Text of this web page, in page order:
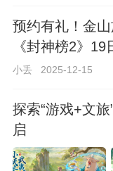
预约有礼！金
《封神榜2》19
小丢 2025-12-15
探索“游戏+文
启